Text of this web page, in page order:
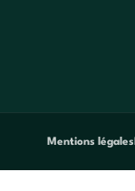
Mentions légales